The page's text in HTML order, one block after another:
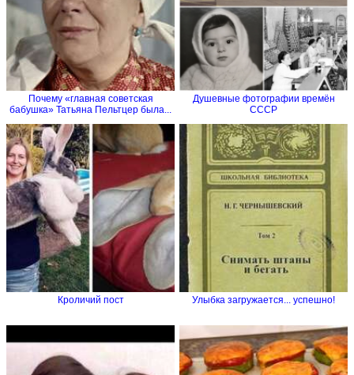
Почему «главная советская
бабушка» Татьяна Пельтцер была...
Душевные фотографии времён
СССР
Кроличий пост Улыбка загружается... успешно!